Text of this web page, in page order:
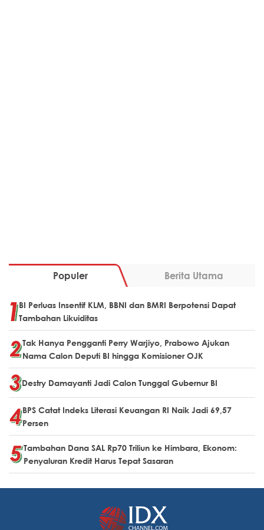
Populer Berita Utama
BI Perluas Insentif KLM, BBNI dan BMRI Berpotensi Dapat
Tambahan Likuiditas
Tak Hanya Pengganti Perry Warjiyo, Prabowo Ajukan
Nama Calon Deputi BI hingga Komisioner OJK
Destry Damayanti Jadi Calon Tunggal Gubernur BI
BPS Catat Indeks Literasi Keuangan RI Naik Jadi 69,57
Persen
Tambahan Dana SAL Rp70 Triliun ke Himbara, Ekonom:
Penyaluran Kredit Harus Tepat Sasaran